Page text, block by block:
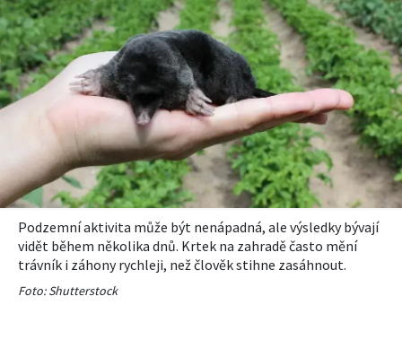
Podzemní aktivita může být nenápadná, ale výsledky bývají
vidět během několika dnů. Krtek na zahradě často mění
trávník i záhony rychleji, než člověk stihne zasáhnout.
Foto: Shutterstock